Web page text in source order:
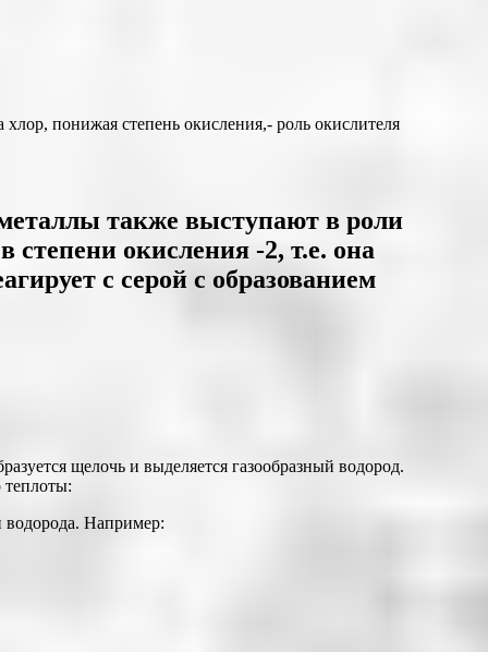
понижая степень окисления,- роль окислителя
также выступают в роли
степени окисления -2, т.е. она
с серой с образованием
щелочь и выделяется газообразный водород.
теплоты:
водорода. Например: